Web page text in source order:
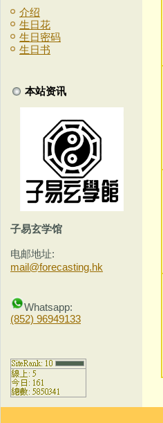
介绍
生日花
生日密码
生日书
本站资讯
子易玄学馆
电邮地址:
mail@forecasting.hk
Whatsapp:
(852) 96949133